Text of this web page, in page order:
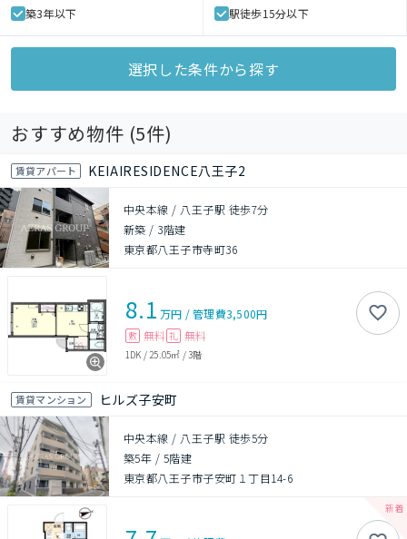
築3年以下 駅徒歩15分以下
選択した条件から探す
おすすめ物件 (5件)
賃貸アパート KEIAIRESIDENCE八王子2
中央本線 / 八王子駅 徒歩7分
新築 / 3階建
東京都八王子市寺町36
8.1 万円 /管理費3,500円
敷 無料 礼 無料
1DK / 25.05㎡ /3階
賃貸マンション ヒルズ子安町
中央本線 / 八王子駅 徒歩5分
築5年 / 5階建
東京都八王子市子安町１丁目14-6